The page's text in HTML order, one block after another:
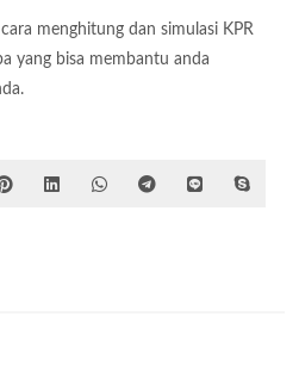
menghitung dan simulasi KPR
yang bisa membantu anda